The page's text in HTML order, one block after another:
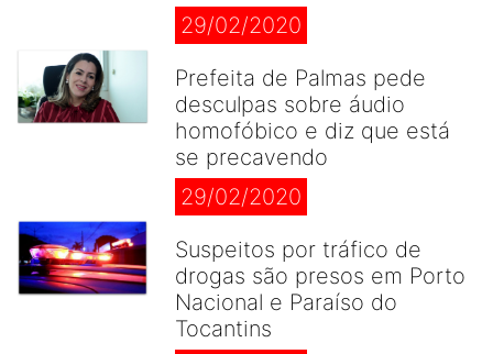
29/02/2020
Prefeita de Palmas pede
desculpas sobre áudio
homofóbico e diz que está
se precavendo
29/02/2020
Suspeitos por tráfico de
drogas são presos em Porto
Nacional e Paraíso do
Tocantins